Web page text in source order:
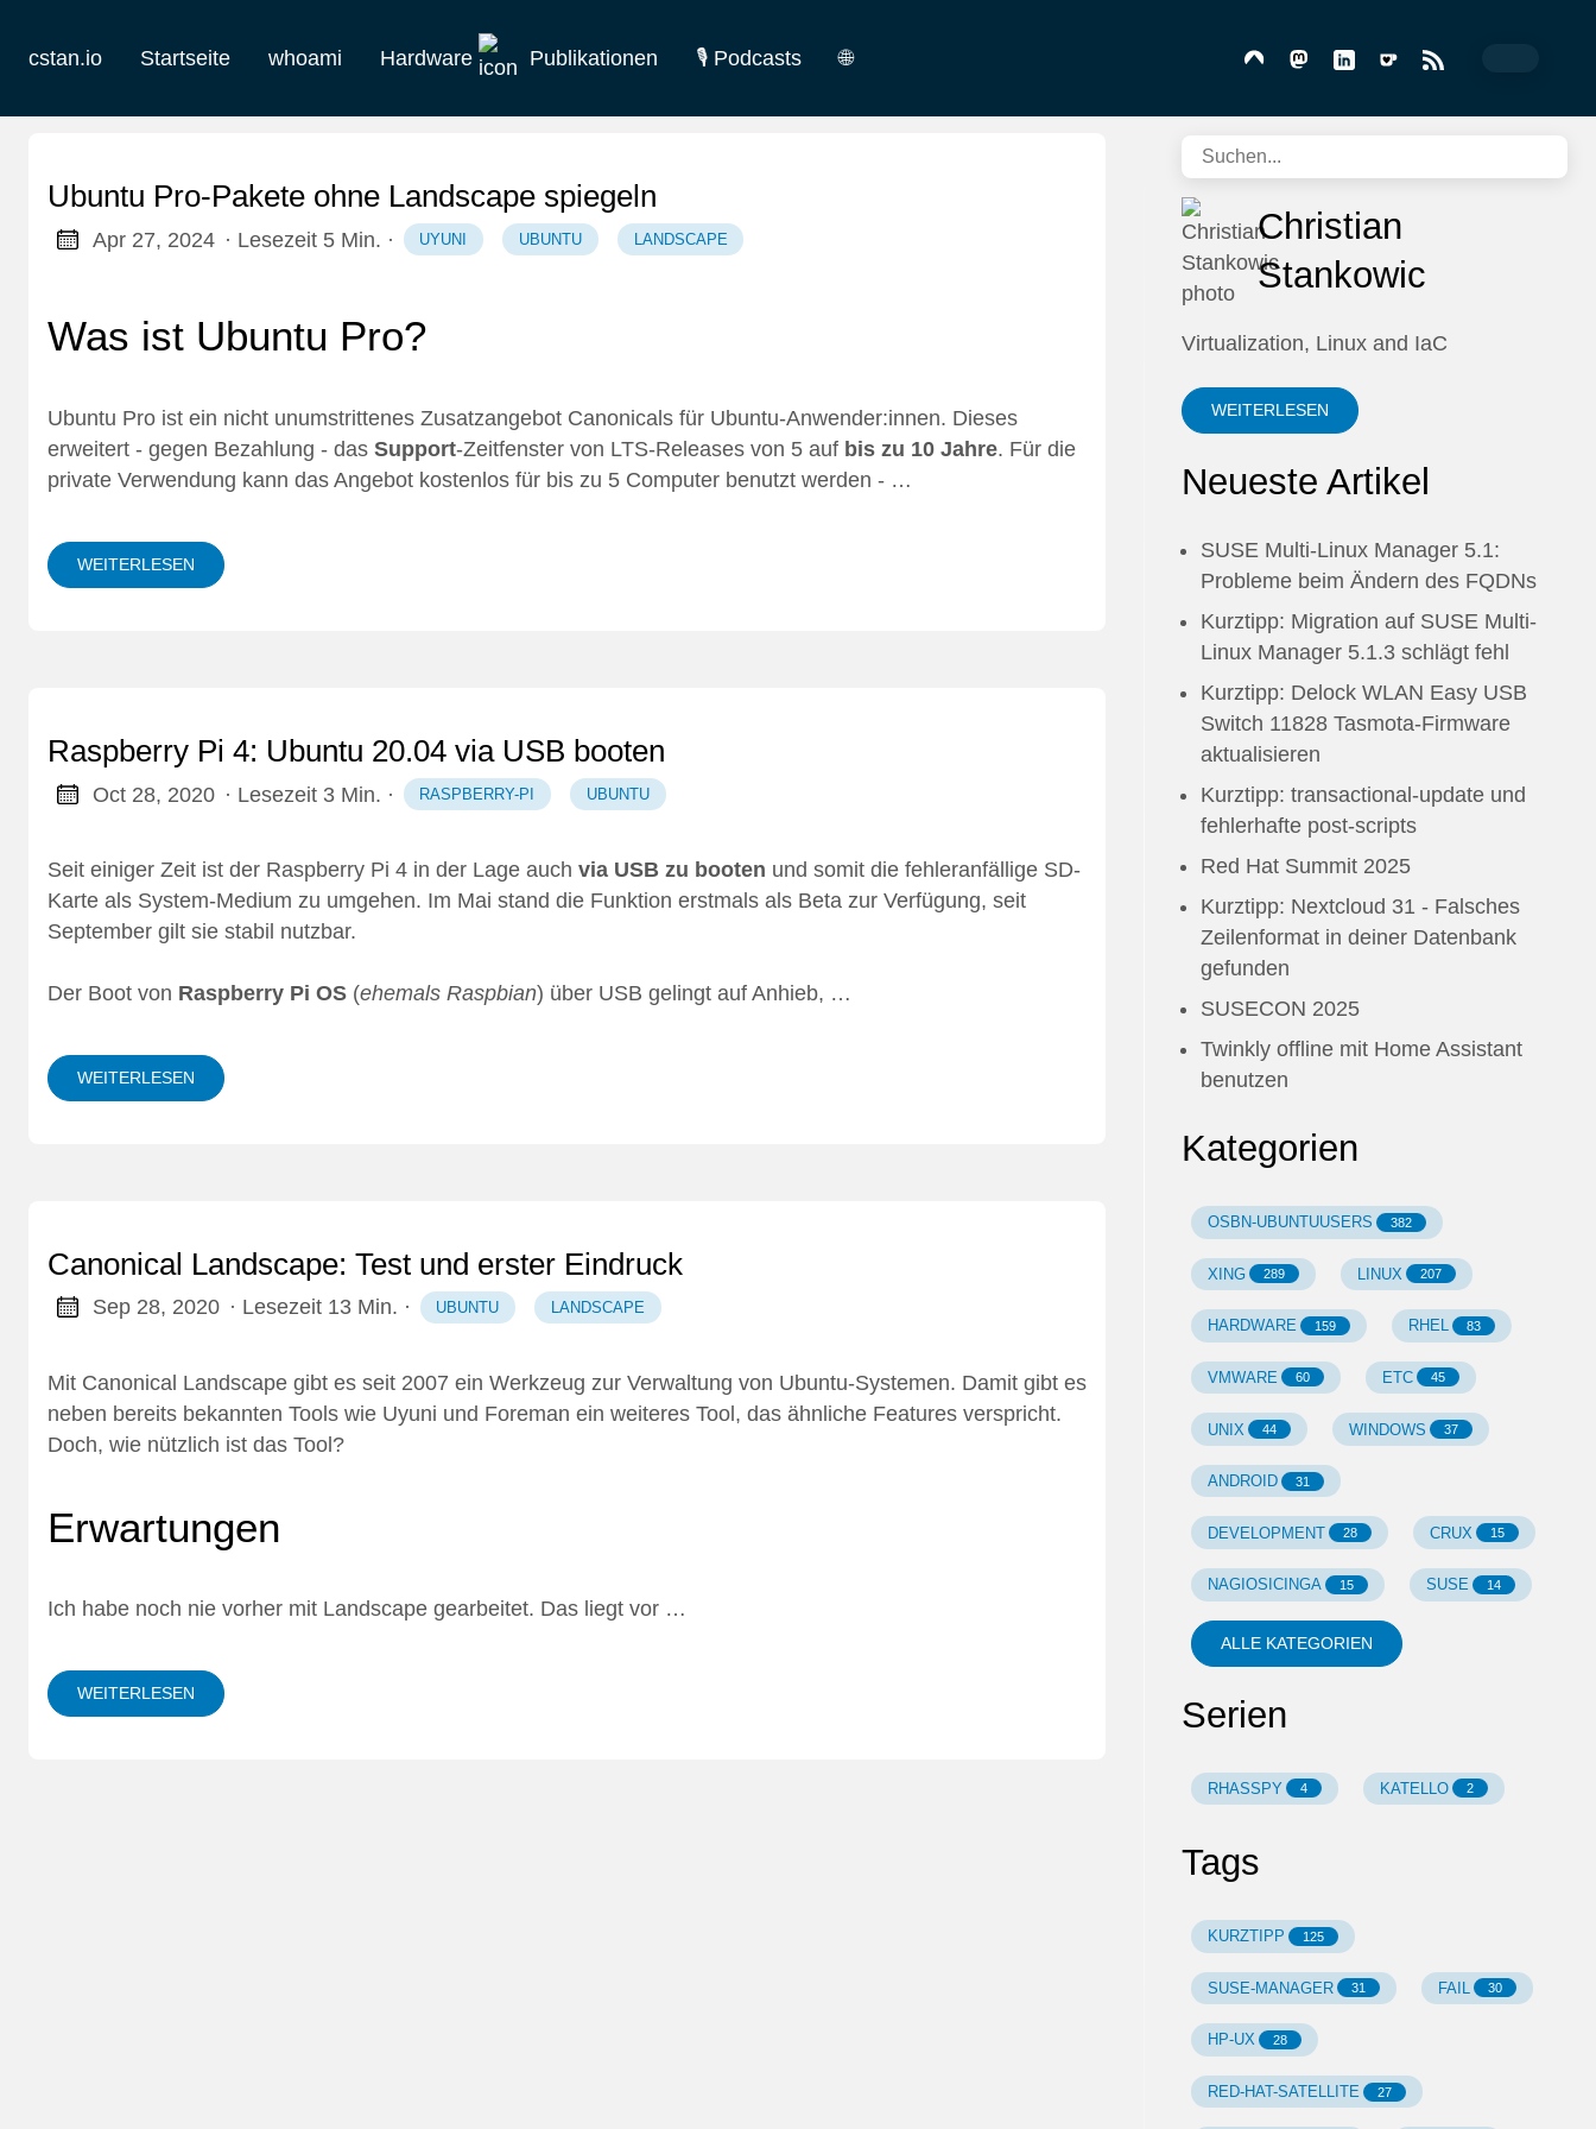
cstan.io Startseite whoami Hardware
Homelab
Retro
Publikationen 🎙️ Podcasts 🌐
Ubuntu Pro-Pakete ohne Landscape spiegeln
Apr 27, 2024 · Lesezeit 5 Min. · UYUNI UBUNTU LANDSCAPE
Was ist Ubuntu Pro?
Ubuntu Pro ist ein nicht unumstrittenes Zusatzangebot Canonicals für Ubuntu-Anwender:innen. Dieses
erweitert - gegen Bezahlung - das Support-Zeitfenster von LTS-Releases von 5 auf bis zu 10 Jahre. Für die
private Verwendung kann das Angebot kostenlos für bis zu 5 Computer benutzt werden - …
WEITERLESEN
Raspberry Pi 4: Ubuntu 20.04 via USB booten
Oct 28, 2020 · Lesezeit 3 Min. · RASPBERRY-PI UBUNTU
Seit einiger Zeit ist der Raspberry Pi 4 in der Lage auch via USB zu booten und somit die fehleranfällige SD-
Karte als System-Medium zu umgehen. Im Mai stand die Funktion erstmals als Beta zur Verfügung, seit
September gilt sie stabil nutzbar.
Der Boot von Raspberry Pi OS (ehemals Raspbian) über USB gelingt auf Anhieb, …
WEITERLESEN
Canonical Landscape: Test und erster Eindruck
Sep 28, 2020 · Lesezeit 13 Min. · UBUNTU LANDSCAPE
Mit Canonical Landscape gibt es seit 2007 ein Werkzeug zur Verwaltung von Ubuntu-Systemen. Damit gibt es
neben bereits bekannten Tools wie Uyuni und Foreman ein weiteres Tool, das ähnliche Features verspricht.
Doch, wie nützlich ist das Tool?
Erwartungen
Ich habe noch nie vorher mit Landscape gearbeitet. Das liegt vor …
WEITERLESEN
Christian
Stankowic
Virtualization, Linux and IaC
WEITERLESEN
Neueste Artikel
SUSE Multi-Linux Manager 5.1:
Probleme beim Ändern des FQDNs
Kurztipp: Migration auf SUSE Multi-
Linux Manager 5.1.3 schlägt fehl
Kurztipp: Delock WLAN Easy USB
Switch 11828 Tasmota-Firmware
aktualisieren
Kurztipp: transactional-update und
fehlerhafte post-scripts
Red Hat Summit 2025
Kurztipp: Nextcloud 31 - Falsches
Zeilenformat in deiner Datenbank
gefunden
SUSECON 2025
Twinkly offline mit Home Assistant
benutzen
Kategorien
OSBN-UBUNTUUSERS 382
XING 289 LINUX 207
HARDWARE 159 RHEL 83
VMWARE 60 ETC 45
UNIX 44 WINDOWS 37
ANDROID 31
DEVELOPMENT 28 CRUX 15
NAGIOSICINGA 15 SUSE 14
ALLE KATEGORIEN
Serien
RHASSPY 4 KATELLO 2
Tags
KURZTIPP 125
SUSE-MANAGER 31 FAIL 30
HP-UX 28
RED-HAT-SATELLITE 27